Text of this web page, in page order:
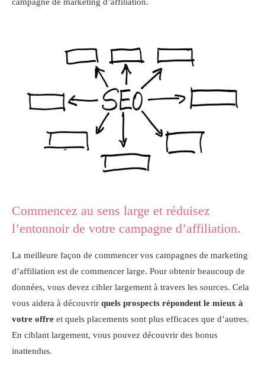
Commencez au sens large et réduisez
l’entonnoir de votre campagne d’affiliation.
La meilleure façon de commencer vos campagnes de marketing
d’affiliation est de commencer large. Pour obtenir beaucoup de
données, vous devez cibler largement à travers les sources. Cela
vous aidera à découvrir quels prospects répondent le mieux à
votre offre et quels placements sont plus efficaces que d’autres.
En ciblant largement, vous pouvez découvrir des bonus
inattendus.